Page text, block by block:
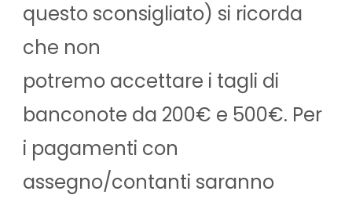
questo sconsigliato) si ricorda
che non
potremo accettare i tagli di
banconote da 200€ e 500€. Per
i pagamenti con
assegno/contanti saranno